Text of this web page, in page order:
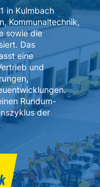
in Kulmbach
Kommunaltechnik,
sowie die
Das
eine
und
Rundum-
der